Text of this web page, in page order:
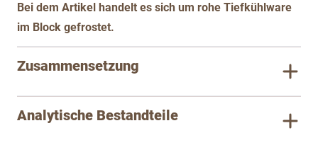
Bei dem Artikel handelt es sich um rohe Tiefkühlware
im Block gefrostet.
Zusammensetzung
Analytische Bestandteile